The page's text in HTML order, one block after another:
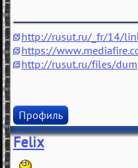
http://rusut.ru/_fr/14/
https://
http://rusut.ru/files/
Профиль
Felix